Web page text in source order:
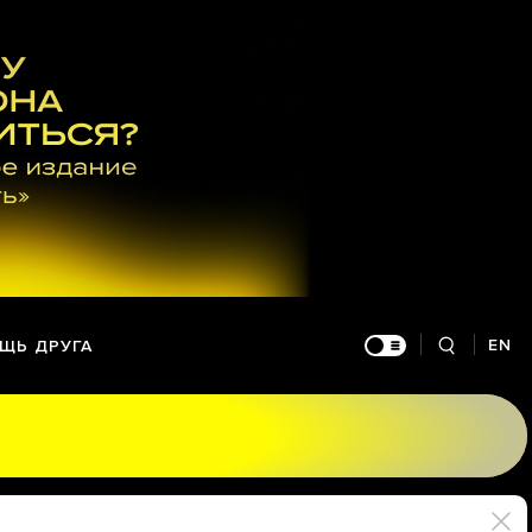
ДРУГА EN